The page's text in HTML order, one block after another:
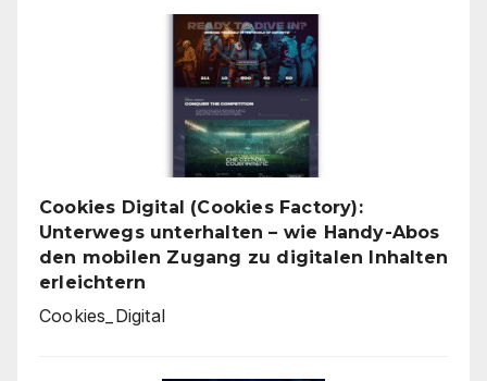
Cookies Digital (Cookies Factory):
Unterwegs unterhalten – wie Handy-Abos
den mobilen Zugang zu digitalen Inhalten
erleichtern
Cookies_Digital